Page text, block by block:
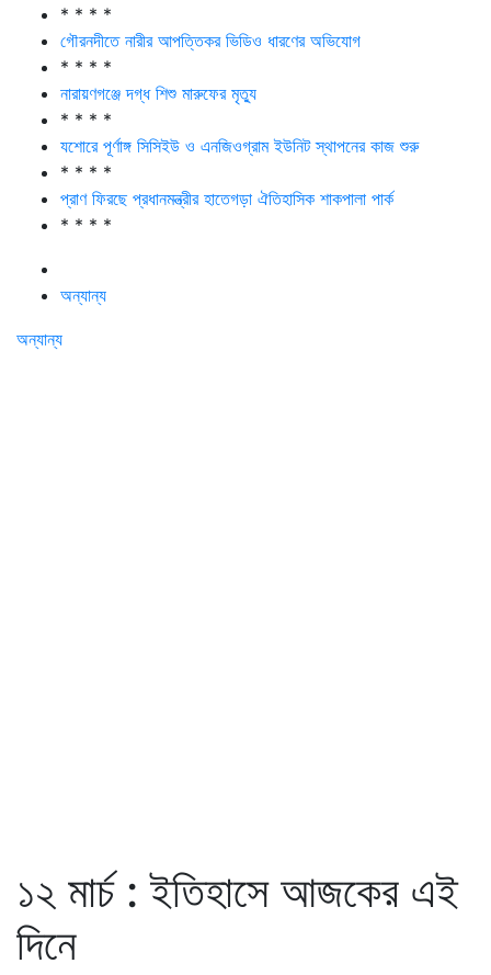
* * * *
গৌরনদীতে নারীর আপত্তিকর ভিডিও ধারণের অভিযোগ
* * * *
নারায়ণগঞ্জে দগ্ধ শিশু মারুফের মৃত্যু
* * * *
যশোরে পূর্ণাঙ্গ সিসিইউ ও এনজিওগ্রাম ইউনিট স্থাপনের কাজ শুরু
* * * *
প্রাণ ফিরছে প্রধানমন্ত্রীর হাতেগড়া ঐতিহাসিক শাকপালা পার্ক
* * * *
অন্যান্য
অন্যান্য
১২ মার্চ : ইতিহাসে আজকের এই
দিনে